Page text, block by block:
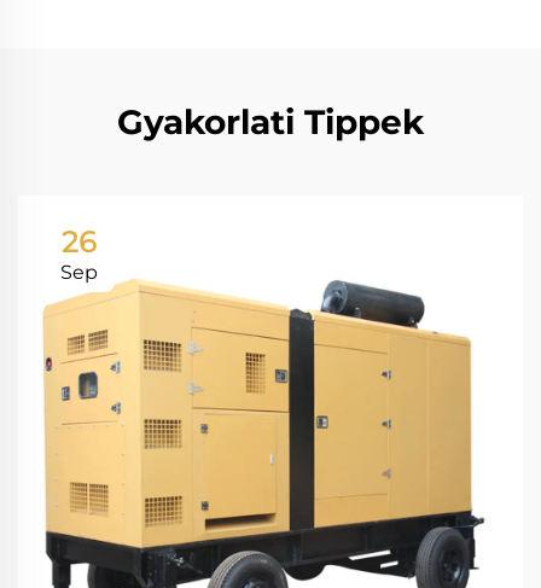
Gyakorlati Tippek
26
Sep